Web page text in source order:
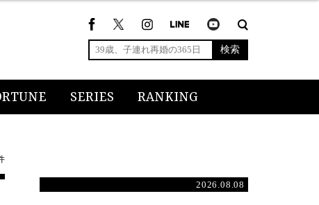
検索
SERIES RANKING
2026.08.08